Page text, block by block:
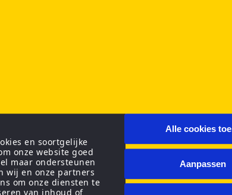
en soortgelijke
onze website goed
maar ondersteunen
wij en onze partners
om onze diensten te
van inhoud of
Alle cookies
Aanpassen